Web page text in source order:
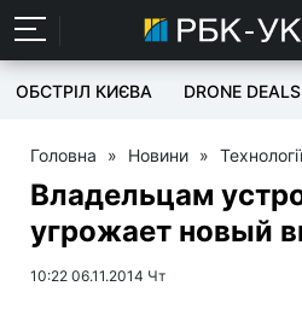
ОБСТРІЛ КИЄВА DRONE DEALS
Головна » Новини » Технології
Владельцам
угрожает новый
10:22 06.11.2014 Чт